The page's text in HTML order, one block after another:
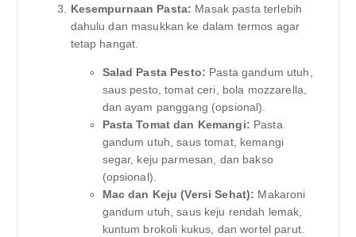
Kesempurnaan Pasta: Masak pasta terlebih
dahulu dan masukkan ke dalam termos agar
tetap hangat.
Salad Pasta Pesto: Pasta gandum utuh,
saus pesto, tomat ceri, bola mozzarella,
dan ayam panggang (opsional).
Pasta Tomat dan Kemangi: Pasta
gandum utuh, saus tomat, kemangi
segar, keju parmesan, dan bakso
(opsional).
Mac dan Keju (Versi Sehat): Makaroni
gandum utuh, saus keju rendah lemak,
kuntum brokoli kukus, dan wortel parut.